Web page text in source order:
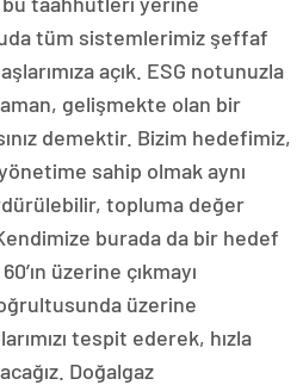
tüm sistemlerimiz şeffaf
açık. ESG notunuzla
zaman, gelişmekte olan bir
demektir. Bizim hedefimiz,
sahip olmak aynı
topluma değer
burada da bir hedef
üzerine çıkmayı
üzerine
tespit ederek, hızla
Doğalgaz